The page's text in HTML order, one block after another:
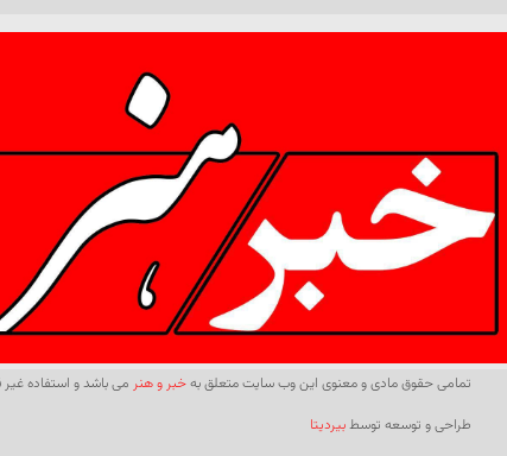
تمامی حقوق مادی و معنوی این وب سایت متعلق بهخبر و هنر می باشد و استفاده غیر
طراحی و توسعه توسطبیردیتا